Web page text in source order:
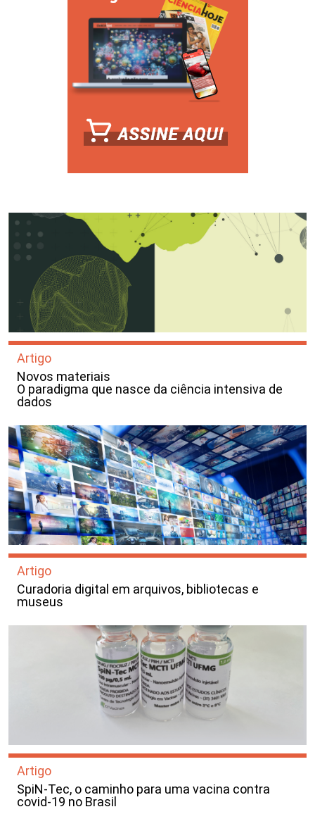
Artigo
Novos materiais
O paradigma que nasce da ciência intensiva de
dados
Artigo
Curadoria digital em arquivos, bibliotecas e
museus
Artigo
SpiN-Tec, o caminho para uma vacina contra
covid-19 no Brasil